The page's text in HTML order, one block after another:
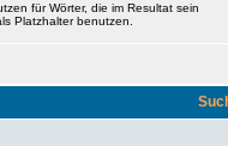
für Wörter, die im Resultat sein
Platzhalter benutzen.